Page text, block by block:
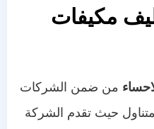
مكيفات
من ضمن الشركات
حيث تقدم الشركة